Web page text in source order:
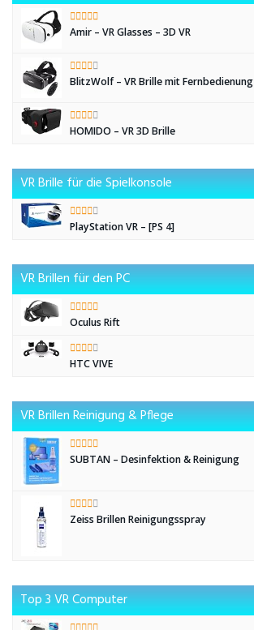
Amir – VR Glasses – 3D VR
BlitzWolf – VR Brille mit Fernbedienung
HOMIDO – VR 3D Brille
VR Brille für die Spielkonsole
PlayStation VR – [PS 4]
VR Brillen für den PC
Oculus Rift
HTC VIVE
VR Brillen Reinigung & Pflege
SUBTAN – Desinfektion & Reinigung
Zeiss Brillen Reinigungsspray
Top 3 VR Computer